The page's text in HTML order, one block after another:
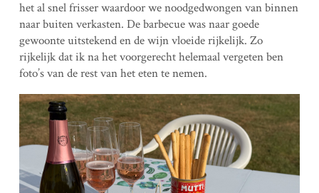
het al snel frisser waardoor we noodgedwongen van binnen
naar buiten verkasten. De barbecue was naar goede
gewoonte uitstekend en de wijn vloeide rijkelijk. Zo
rijkelijk dat ik na het voorgerecht helemaal vergeten ben
foto’s van de rest van het eten te nemen.